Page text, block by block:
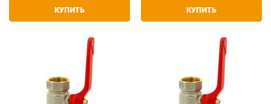
КУПИТЬ КУПИТЬ